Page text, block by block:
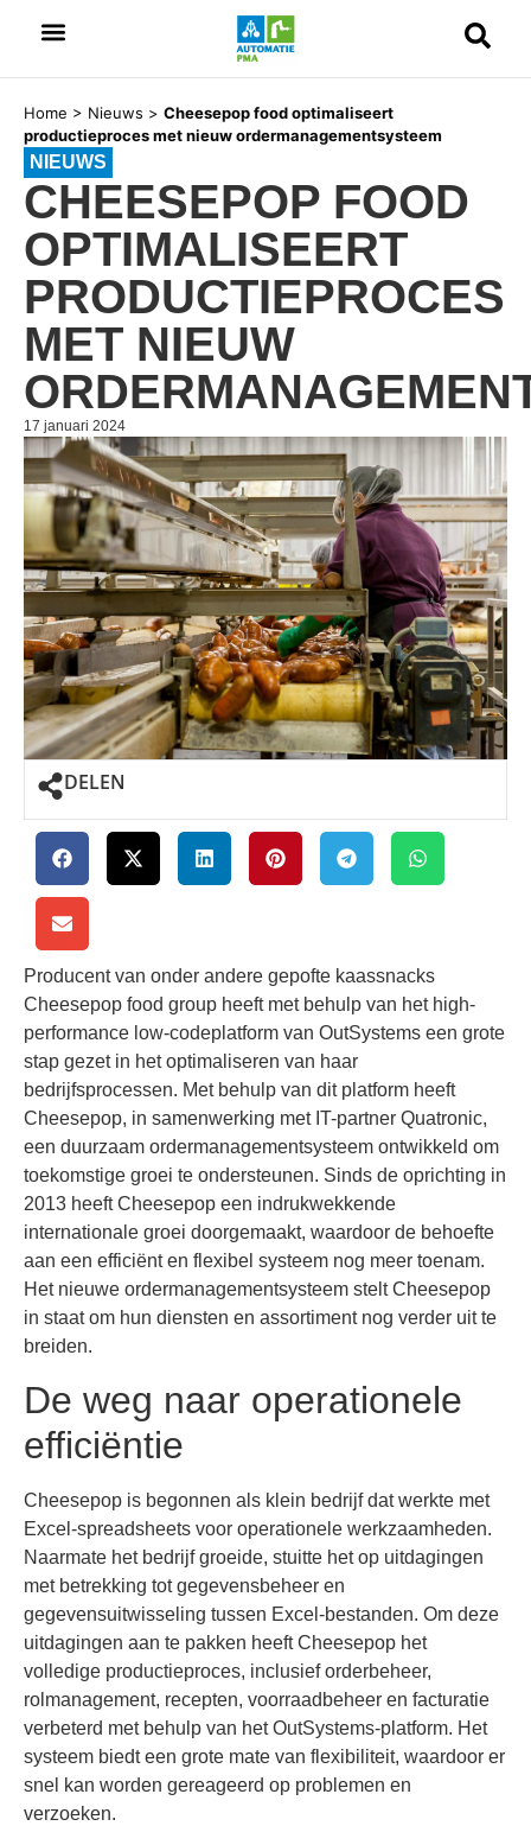
Home > Nieuws > Cheesepop food optimaliseert
productieproces met nieuw ordermanagementsysteem
NIEUWS
CHEESEPOP FOOD
OPTIMALISEERT
PRODUCTIEPROCES
MET NIEUW
17 januari 2024
DELEN
Producent van onder andere gepofte kaassnacks
Cheesepop food group heeft met behulp van het high-
performance low-codeplatform van OutSystems een grote
stap gezet in het optimaliseren van haar
bedrijfsprocessen. Met behulp van dit platform heeft
Cheesepop, in samenwerking met IT-partner Quatronic,
een duurzaam ordermanagementsysteem ontwikkeld om
toekomstige groei te ondersteunen. Sinds de oprichting in
2013 heeft Cheesepop een indrukwekkende
internationale groei doorgemaakt, waardoor de behoefte
aan een efficiënt en flexibel systeem nog meer toenam.
Het nieuwe ordermanagementsysteem stelt Cheesepop
in staat om hun diensten en assortiment nog verder uit te
breiden.
De weg naar operationele
efficiëntie
Cheesepop is begonnen als klein bedrijf dat werkte met
Excel-spreadsheets voor operationele werkzaamheden.
Naarmate het bedrijf groeide, stuitte het op uitdagingen
met betrekking tot gegevensbeheer en
gegevensuitwisseling tussen Excel-bestanden. Om deze
uitdagingen aan te pakken heeft Cheesepop het
volledige productieproces, inclusief orderbeheer,
rolmanagement, recepten, voorraadbeheer en facturatie
verbeterd met behulp van het OutSystems-platform. Het
systeem biedt een grote mate van flexibiliteit, waardoor er
snel kan worden gereageerd op problemen en
verzoeken.